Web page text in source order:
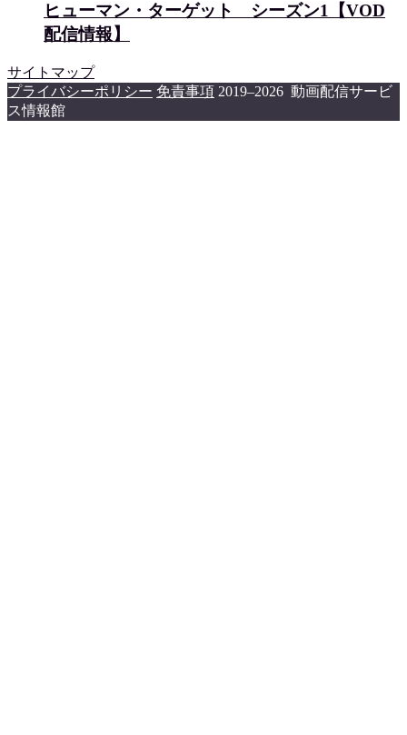
ヒューマン・ターゲット シーズン1【VOD
配信情報】
サイトマップ
プライバシーポリシー 免責事項 2019–2026 動画配信サービ
ス情報館